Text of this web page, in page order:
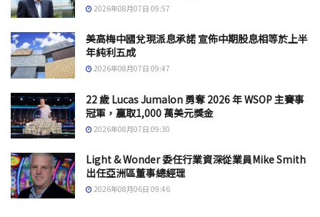
2026年08月07日 09:57
美高梅中國兌現派息承諾 宣佈中期股息相等於上半
年純利五成
2026年08月07日 09:47
22 歲 Lucas Jumalon 勇奪 2026 年 WSOP 主賽事
冠軍，贏取1,000 萬美元獎金
2026年08月07日 09:30
Light & Wonder 委任行業資深從業員Mike Smith
出任亞洲區董事總經理
2026年08月06日 09:46